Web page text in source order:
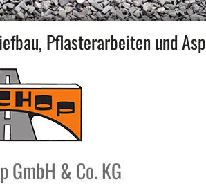
Pflasterarbeiten und
GmbH & Co. KG